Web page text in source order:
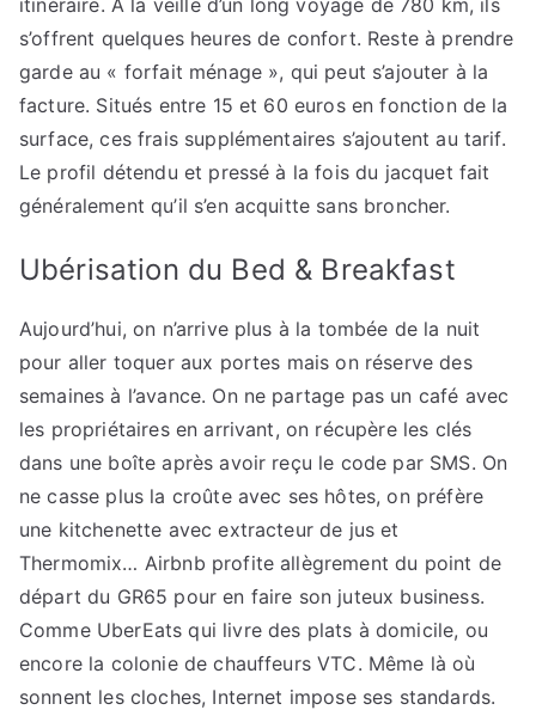
s’offrent quelques heures de confort. Reste à prendre
garde au « forfait ménage », qui peut s’ajouter à la
facture. Situés entre 15 et 60 euros en fonction de la
surface, ces frais supplémentaires s’ajoutent au tarif.
Le profil détendu et pressé à la fois du jacquet fait
généralement qu’il s’en acquitte sans broncher.
Ubérisation du Bed & Breakfast
Aujourd’hui, on n’arrive plus à la tombée de la nuit
pour aller toquer aux portes mais on réserve des
semaines à l’avance. On ne partage pas un café avec
les propriétaires en arrivant, on récupère les clés
dans une boîte après avoir reçu le code par SMS. On
ne casse plus la croûte avec ses hôtes, on préfère
une kitchenette avec extracteur de jus et
Thermomix… Airbnb profite allègrement du point de
départ du GR65 pour en faire son juteux business.
Comme UberEats qui livre des plats à domicile, ou
encore la colonie de chauffeurs VTC. Même là où
sonnent les cloches, Internet impose ses standards.